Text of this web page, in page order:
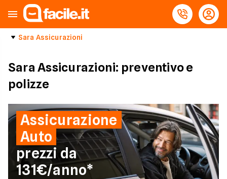
Sara Assicurazioni
Sara Assicurazioni: preventivo e
polizze
Assicurazione
Auto
prezzi da
131€/anno*